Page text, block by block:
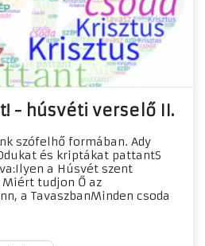
- húsvéti verselő II.
szófelhő formában. Ady
és kriptákat pattantS
a Húsvét szent
tudjon Ő az
a TavaszbanMinden csoda